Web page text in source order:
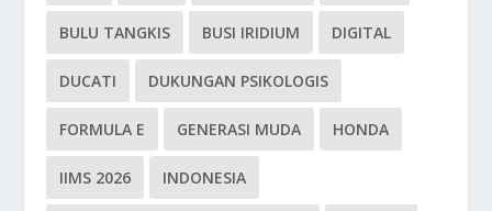
BULU TANGKIS BUSI IRIDIUM DIGITAL
DUCATI DUKUNGAN PSIKOLOGIS
FORMULA E GENERASI MUDA HONDA
IIMS 2026 INDONESIA